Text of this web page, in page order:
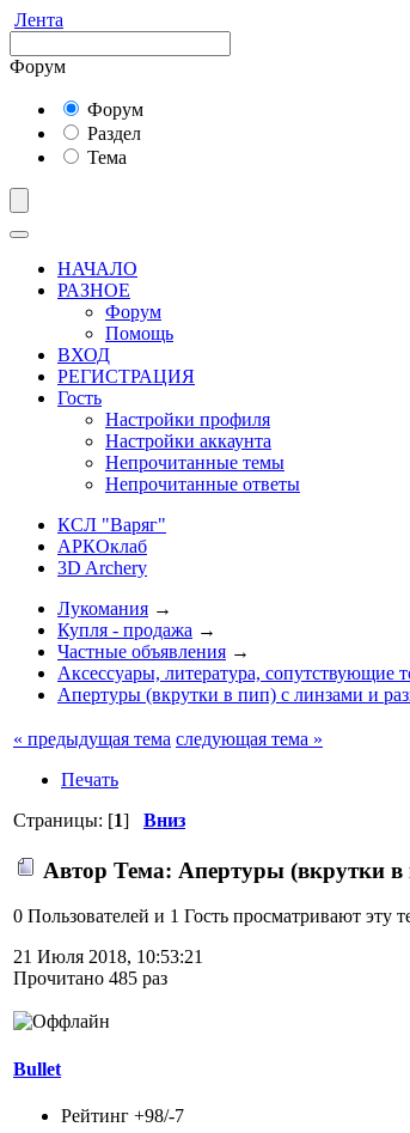
Лента
Форум
Форум
Раздел
Тема
НАЧАЛО
РАЗНОЕ
Форум
Помощь
ВХОД
РЕГИСТРАЦИЯ
Гость
Настройки профиля
Настройки аккаунта
Непрочитанные темы
Непрочитанные ответы
КСЛ "Варяг"
АРКОклаб
3D Archery
Лукомания →
Купля - продажа →
Частные объявления →
Аксессуары, литература, сопутствующие
Апертуры (вкрутки в пип) с линзами и
« предыдущая тема следующая тема »
Печать
Страницы: [1] Вниз
Автор Тема: Апертуры (вкрутки в
0 Пользователей и 1 Гость просматривают эту
21 Июля 2018, 10:53:21
Прочитано 485 раз
Bullet
Рейтинг +98/-7